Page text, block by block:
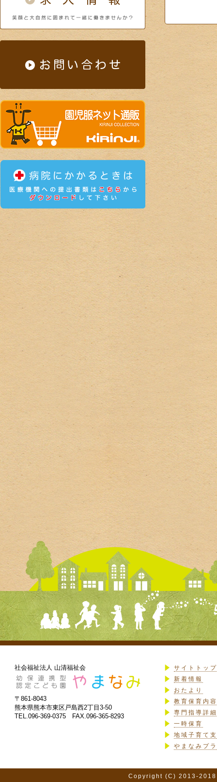
社会福祉法人 山清福祉会
〒861-8043
熊本県熊本市東区戸島西2丁目3-50
TEL.096-369-0375 FAX.096-365-8293
サイトトップ
新着情報
おたより
教育保育内
専門指導詳細
一時保育
地域子育て
やまなみプ
Copyright (C) 2013-